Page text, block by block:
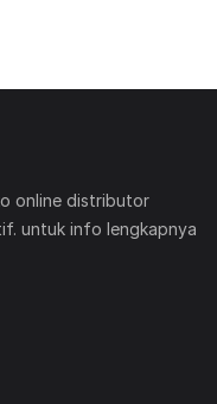
online distributor
untuk info lengkapnya